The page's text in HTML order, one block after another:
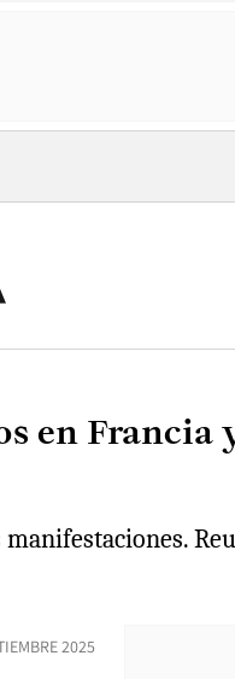
en Francia
2025